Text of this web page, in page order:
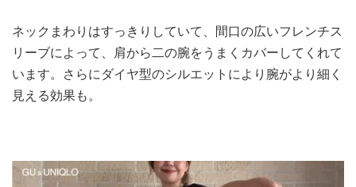
ネックまわりはすっきりしていて、間口の広いフレンチス
リーブによって、肩から二の腕をうまくカバーしてくれて
います。さらにダイヤ型のシルエットにより腕がより細く
見える効果も。